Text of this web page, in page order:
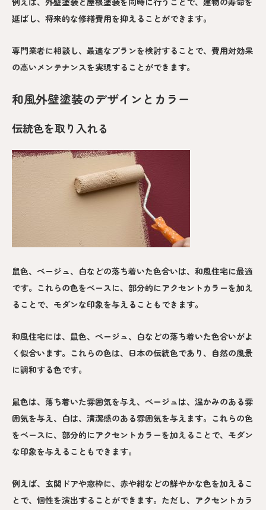
延ばし、将来的な修繕費用を抑えることができます。
専門業者に相談し、最適なプランを検討することで、費用対効果
の高いメンテナンスを実現することができます。
和風外壁塗装のデザインとカラー
伝統色を取り入れる
鼠色、ベージュ、白などの落ち着いた色合いは、和風住宅に最適
です。これらの色をベースに、部分的にアクセントカラーを加え
ることで、モダンな印象を与えることもできます。
和風住宅には、鼠色、ベージュ、白などの落ち着いた色合いがよ
く似合います。これらの色は、日本の伝統色であり、自然の風景
に調和する色です。
鼠色は、落ち着いた雰囲気を与え、ベージュは、温かみのある雰
囲気を与え、白は、清潔感のある雰囲気を与えます。これらの色
をベースに、部分的にアクセントカラーを加えることで、モダン
な印象を与えることもできます。
例えば、玄関ドアや窓枠に、赤や紺などの鮮やかな色を加えるこ
とで、個性を演出することができます。ただし、アクセントカラ